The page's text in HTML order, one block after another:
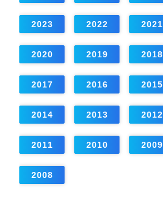
2023 2022 2021
2020 2019 2018
2017 2016 2015
2014 2013 2012
2011 2010 2009
2008